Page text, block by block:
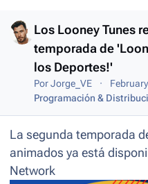
Los Looney Tunes
temporada de
los Deportes!'
PorJorge_VE
Programación &
La segunda temporada
animados ya está
Network